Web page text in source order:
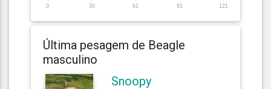
0 30 61 91 121
Última pesagem de Beagle
masculino
Snoopy